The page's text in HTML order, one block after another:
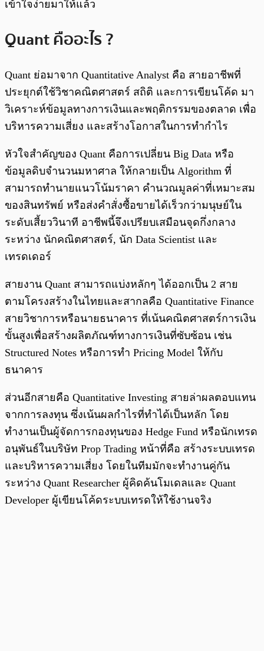
เข้าใจง่ายมาให้แล้ว
Quant คืออะไร ?
Quant ย่อมาจาก Quantitative Analyst คือ สายอาชีพที่
ประยุกต์ใช้วิชาคณิตศาสตร์ สถิติ และการเขียนโค้ด มา
วิเคราะห์ข้อมูลทางการเงินและพฤติกรรมของตลาด เพื่อ
บริหารความเสี่ยง และสร้างโอกาสในการทำกำไร
หัวใจสำคัญของ Quant คือการเปลี่ยน Big Data หรือ
ข้อมูลดิบจำนวนมหาศาล ให้กลายเป็น Algorithm ที่
สามารถทำนายแนวโน้มราคา คำนวณมูลค่าที่เหมาะสม
ของสินทรัพย์ หรือส่งคำสั่งซื้อขายได้เร็วกว่ามนุษย์ใน
ระดับเสี้ยววินาที อาชีพนี้จึงเปรียบเสมือนจุดกึ่งกลาง
ระหว่าง นักคณิตศาสตร์, นัก Data Scientist และ
เทรดเดอร์
สายงาน Quant สามารถแบ่งหลักๆ ได้ออกเป็น 2 สาย
ตามโครงสร้างในไทยและสากลคือ Quantitative Finance
สายวิชาการหรือนายธนาคาร ที่เน้นคณิตศาสตร์การเงิน
ขั้นสูงเพื่อสร้างผลิตภัณฑ์ทางการเงินที่ซับซ้อน เช่น
Structured Notes หรือการทำ Pricing Model ให้กับ
ธนาคาร
ส่วนอีกสายคือ Quantitative Investing สายล่าผลตอบแทน
จากการลงทุน ซึ่งเน้นผลกำไรที่ทำได้เป็นหลัก โดย
ทำงานเป็นผู้จัดการกองทุนของ Hedge Fund หรือนักเทรด
อนุพันธ์ในบริษัท Prop Trading หน้าที่คือ สร้างระบบเทรด
และบริหารความเสี่ยง โดยในทีมมักจะทำงานคู่กัน
ระหว่าง Quant Researcher ผู้คิดค้นโมเดลและ Quant
Developer ผู้เขียนโค้ดระบบเทรดให้ใช้งานจริง